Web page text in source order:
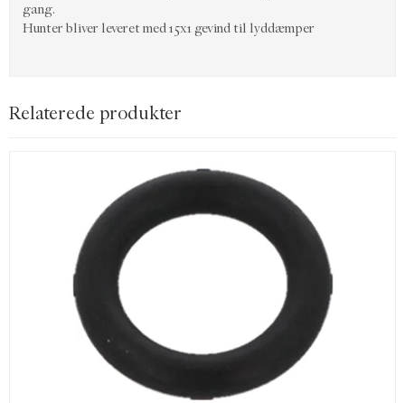
gang.
Hunter bliver leveret med 15x1 gevind til lyddæmper
Relaterede produkter